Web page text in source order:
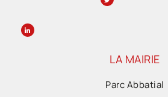
LA MAIRIE
Parc Abbatial